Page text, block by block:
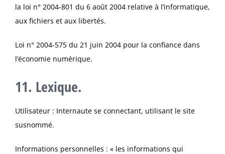
la loi n° 2004-801 du 6 août 2004 relative à l’informatique,
aux fichiers et aux libertés.
Loi n° 2004-575 du 21 juin 2004 pour la confiance dans
l’économie numérique.
11. Lexique.
Utilisateur : Internaute se connectant, utilisant le site
susnommé.
Informations personnelles : « les informations qui